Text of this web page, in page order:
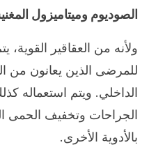
الصوديوم وميتاميزول
ولأنه من العقاقير
للمرضى الذين يعانون من
الداخلي. ويتم استعماله
الجراحات وتخفيف الحمى
بالأدوية الأخرى.